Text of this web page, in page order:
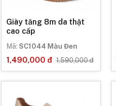
Giày tăng 8m da thật
cao cấp
Mã: SC1044 Màu Đen
1,490,000 đ 1,590,000 đ